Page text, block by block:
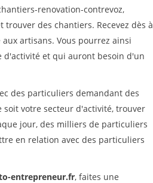
renovation-contrevoz,
des chantiers. Recevez dès à
artisans. Vous pourrez ainsi
d'activité et qui auront besoin d'un
des particuliers demandant des
soit votre secteur d'activité, trouver
jour, des milliers de particuliers
en relation avec des particuliers
entrepreneur.fr, faites une